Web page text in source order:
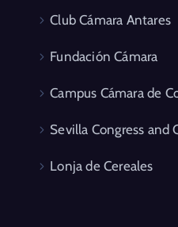
Club Cámara Antares
Fundación Cámara
Campus Cámara de
Sevilla Congress and
Lonja de Cereales